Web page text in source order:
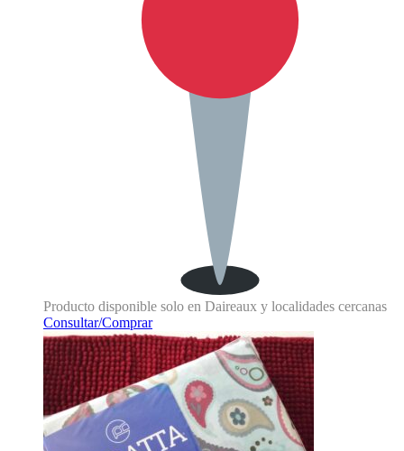
Producto disponible solo en Daireaux y localidades cercanas
Consultar/Comprar